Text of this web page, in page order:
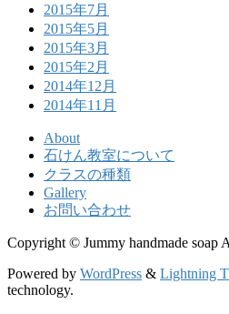
2015年7月
2015年5月
2015年3月
2015年2月
2014年12月
2014年11月
About
石けん教室について
クラスの種類
Gallery
お問い合わせ
Copyright © Jummy handmade soap
Powered by WordPress & Lightning
technology.